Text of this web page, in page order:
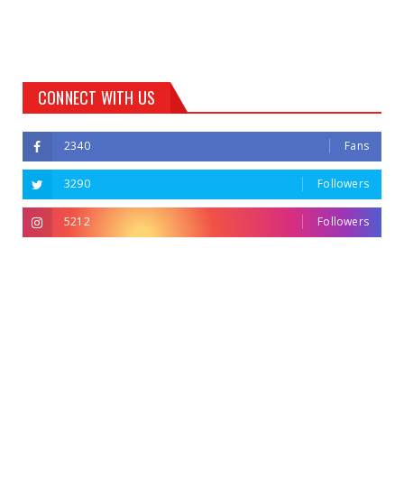
CONNECT WITH US
2340 Fans
3290 Followers
5212 Followers